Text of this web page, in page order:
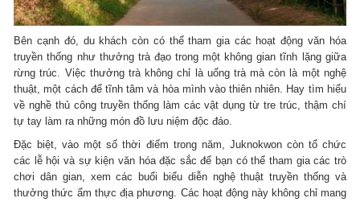
Bên cạnh đó, du khách còn có thể tham gia các hoạt động văn hóa
truyền thống như thưởng trà đạo trong một không gian tĩnh lặng giữa
rừng trúc. Việc thưởng trà không chỉ là uống trà mà còn là một nghệ
thuật, một cách để tĩnh tâm và hòa mình vào thiên nhiên. Hay tìm hiểu
về nghề thủ công truyền thống làm các vật dụng từ tre trúc, thậm chí
tự tay làm ra những món đồ lưu niệm độc đáo.
Đặc biệt, vào một số thời điểm trong năm, Juknokwon còn tổ chức
các lễ hội và sự kiện văn hóa đặc sắc để bạn có thể tham gia các trò
chơi dân gian, xem các buổi biểu diễn nghệ thuật truyền thống và
thưởng thức ẩm thực địa phương. Các hoạt động này không chỉ mang